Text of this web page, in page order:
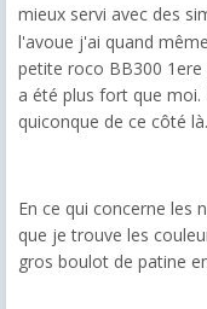
mieux servi avec des
l'avoue j'ai quand
petite roco BB300 1ere
a été plus fort que
quiconque de ce côté là.
En ce qui concerne les
que je trouve les
gros boulot de patine